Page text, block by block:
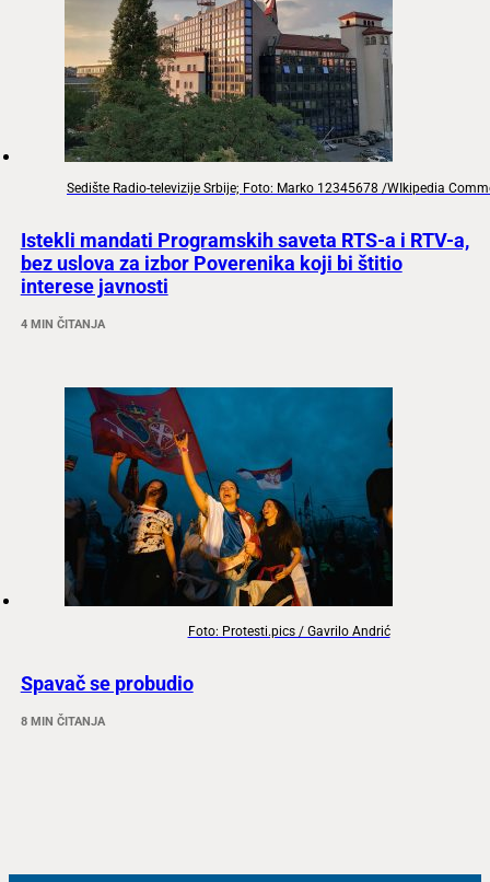
Sedište Radio-televizije Srbije; Foto: Marko 12345678 /WIkipedia
Istekli mandati Programskih saveta RTS-a i RTV-a,
bez uslova za izbor Poverenika koji bi štitio
interese javnosti
4 MIN ČITANJA
Foto: Protesti.pics / Gavrilo Andrić
Spavač se probudio
8 MIN ČITANJA